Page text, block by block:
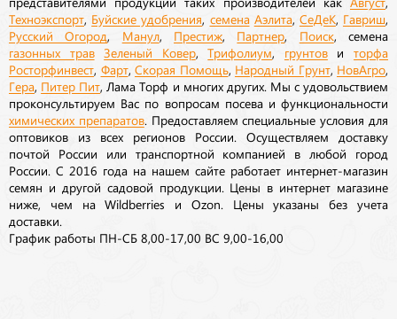
представителями продукции таких производителей как Август
Техноэкспорт Буйские удобрения семена Аэлита, СеДеК Гавриш
Русский Огород Манул, Престиж Партнер Поиск, семена
газонных трав Зеленый Ковер,Трифолиум грунтовиторфа
Росторфинвест Фарт, Скорая Помощь Народный Грунт, НовАгро
Гера Питер Пит , Лама Торф и многих других. Мы с удовольствием
проконсультируем Вас по вопросам посева и функциональности
химических препаратов. Предоставляем специальные условия для
оптовиков из всех регионов России. Осуществляем доставку
почтой России или транспортной компанией в любой город
России. С 2016 года на нашем сайте работает интернет-магазин
семян и другой садовой продукции. Цены в интернет магазине
ниже, чем на Wildberries и Ozon. Цены указаны без учета
доставки.
График работы ПН-СБ 8,00-17,00 ВС 9,00-16,00